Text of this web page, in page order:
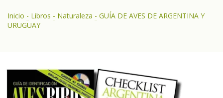
Inicio - Libros - Naturaleza - GUÍA DE AVES DE ARGENTINA Y
URUGUAY